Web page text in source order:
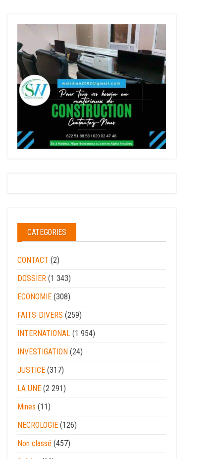
CATEGORIES
CONTACT (2)
DOSSIER (1 343)
ECONOMIE (308)
FAITS-DIVERS (259)
INTERNATIONAL (1 954)
INVESTIGATION (24)
JUSTICE (317)
LA UNE (2 291)
Mines (11)
NECROLOGIE (126)
Non classé (457)